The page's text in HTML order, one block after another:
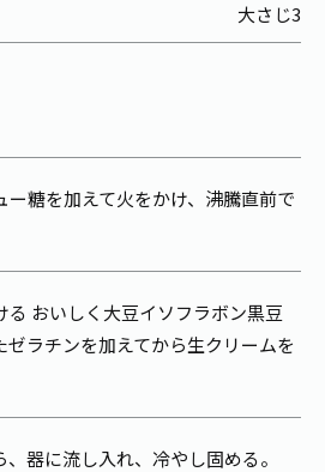
大さじ3
ー糖を加えて火をかけ、沸騰直前で
おいしく大豆イソフラボン黒豆
ゼラチンを加えてから生クリームを
器に流し入れ、冷やし固める。